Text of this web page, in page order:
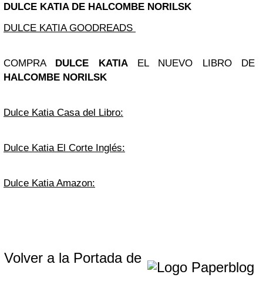
DULCE KATIA DE HALCOMBE NORILSK
DULCE KATIA GOODREADS
COMPRA DULCE KATIAEL NUEVO LIBRO DE
HALCOMBE NORILSK
Dulce Katia Casa del Libro:
Dulce Katia El Corte Inglés:
Dulce Katia Amazon:
Volver a la Portada de